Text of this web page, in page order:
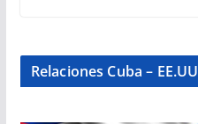
Relaciones Cuba – EE.UU